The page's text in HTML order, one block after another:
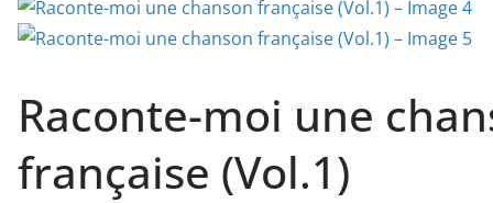
Raconte-moi une
française (Vol.1)